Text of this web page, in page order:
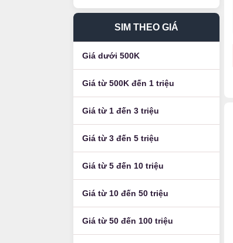
SIM THEO GIÁ
Giá dưới 500K
Giá từ 500K đến 1 triệu
Giá từ 1 đến 3 triệu
Giá từ 3 đến 5 triệu
Giá từ 5 đến 10 triệu
Giá từ 10 đến 50 triệu
Giá từ 50 đến 100 triệu